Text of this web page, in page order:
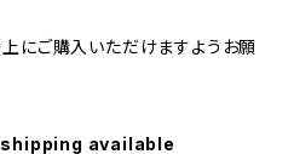
にご購入いただけますようお願
available